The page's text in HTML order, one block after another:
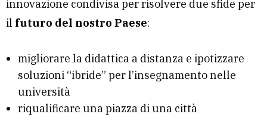
innovazione condivisa per risolvere due sfide per
il futuro del nostro Paese:
migliorare la didattica a distanza e ipotizzare
soluzioni “ibride” per l’insegnamento nelle
università
riqualificare una piazza di una città